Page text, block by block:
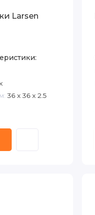
Larsen
36 x 36 x 2.5